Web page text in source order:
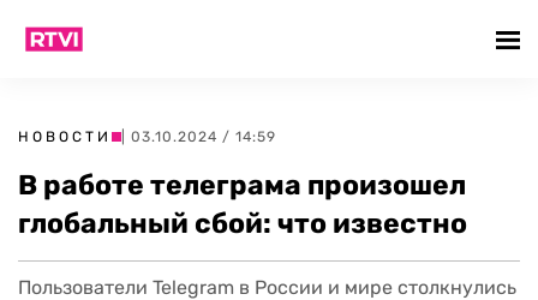
НОВОСТИ | 03.10.2024 / 14:59
В работе телеграма произошел
глобальный сбой: что известно
Пользователи Telegram в России и мире столкнулись